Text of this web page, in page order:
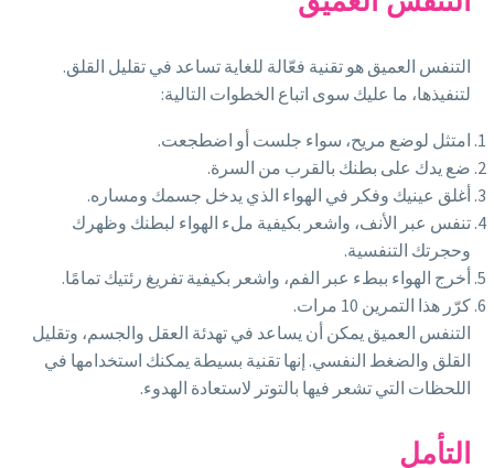
التنفس العميق هو تقنية فعّالة للغاية تساعد في تقليل القلق.
لتنفيذها، ما عليك سوى اتباع الخطوات التالية:
امتثل لوضع مريح، سواء جلست أو اضطجعت.
ضع يدك على بطنك بالقرب من السرة.
أغلق عينيك وفكر في الهواء الذي يدخل جسمك ومساره.
تنفس عبر الأنف، واشعر بكيفية ملء الهواء لبطنك وظهرك
وحجرتك التنفسية.
أخرج الهواء ببطء عبر الفم، واشعر بكيفية تفريغ رئتيك تمامًا.
كرّر هذا التمرين 10 مرات.
التنفس العميق يمكن أن يساعد في تهدئة العقل والجسم، وتقليل
القلق والضغط النفسي. إنها تقنية بسيطة يمكنك استخدامها في
اللحظات التي تشعر فيها بالتوتر لاستعادة الهدوء.
التأمل